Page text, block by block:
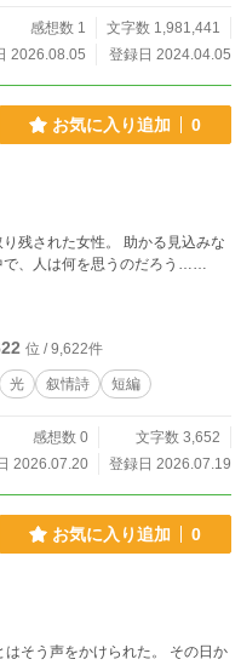
感想数 1
文字数 1,981,441
2026.08.05
登録日 2024.04.05
お気に入り追加 0
残された女性。 助かる見込みな
で、人は何を思うのだろう……
位 / 9,622件
光 叙情詩 短編
感想数 0
文字数 3,652
2026.07.20
登録日 2026.07.19
お気に入り追加 0